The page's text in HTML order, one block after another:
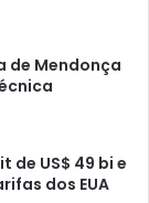
de Mendonça
de US$ 49 bi e
dos EUA